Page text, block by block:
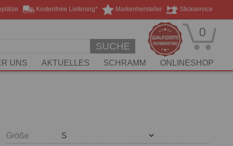
Stickservice
Markenhersteller
Kostenfreie Lieferung*
SUCHE
0
UNS AKTUELLES SCHRAMM ONLINESHOP
Größe